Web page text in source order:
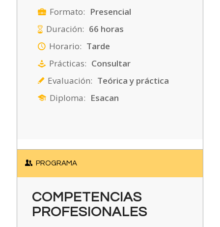
Formato: Presencial
Duración: 66 horas
Horario: Tarde
Prácticas: Consultar
Evaluación: Teórica y práctica
Diploma: Esacan
PROGRAMA
COMPETENCIAS
PROFESIONALES